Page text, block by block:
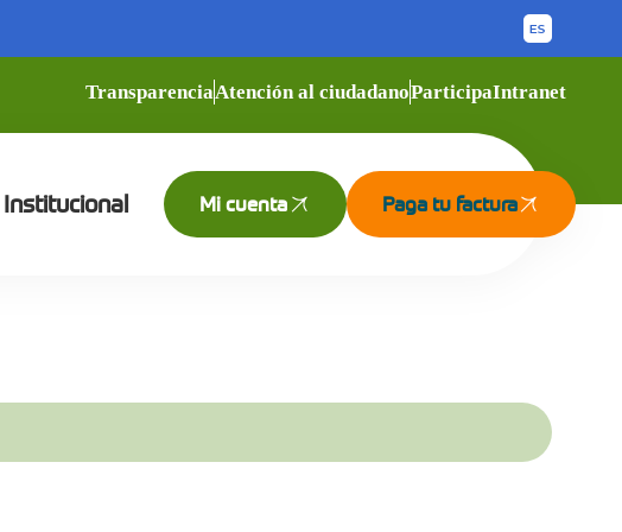
TransparenciaAtención al ciudadanoParticipaIntranet
Institucional Mi cuenta Paga tu factura